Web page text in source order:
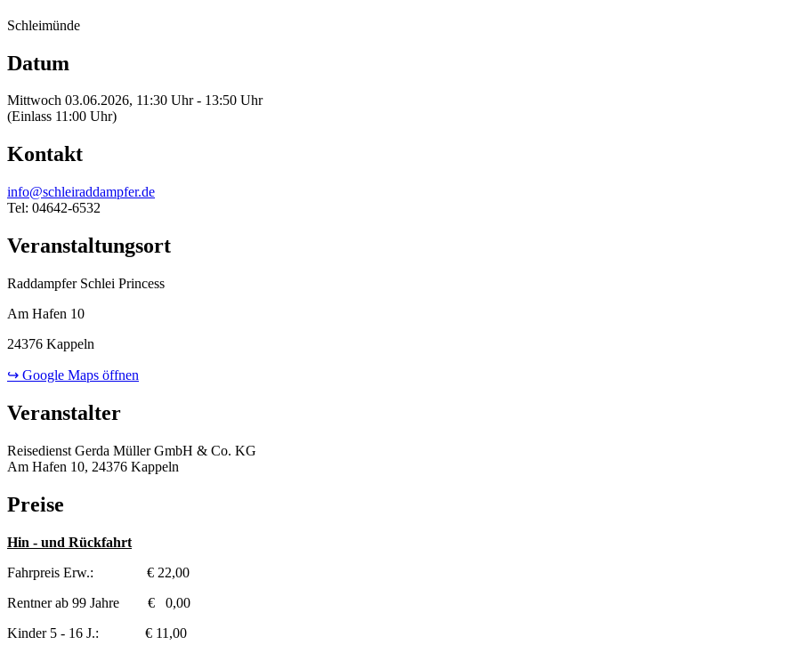
Schleimünde
Datum
Mittwoch 03.06.2026, 11:30 Uhr - 13:50 Uhr
(Einlass 11:00 Uhr)
Kontakt
info@schleiraddampfer.de
Tel: 04642-6532
Veranstaltungsort
Raddampfer Schlei Princess
Am Hafen 10
24376 Kappeln
↪ Google Maps öffnen
Veranstalter
Reisedienst Gerda Müller GmbH & Co. KG
Am Hafen 10, 24376 Kappeln
Preise
Hin - und Rückfahrt
Fahrpreis Erw.: € 22,00
Rentner ab 99 Jahre € 0,00
Kinder 5 - 16 J.: € 11,00